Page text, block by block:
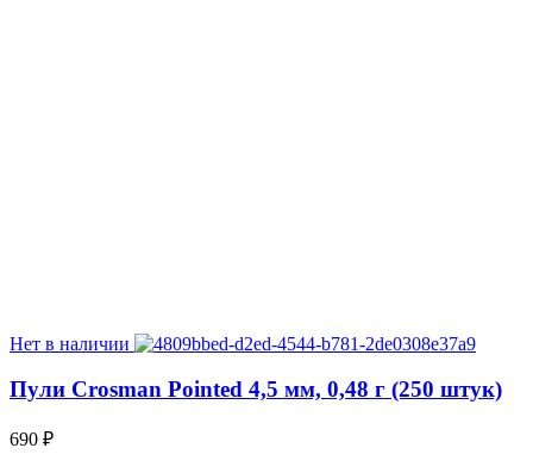
Нет в наличии
Пули Crosman Pointed 4,5 мм, 0,48 г (250 штук)
690 ₽